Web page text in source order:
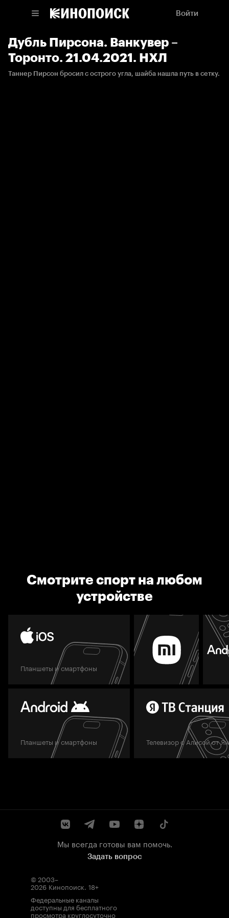
Войти
Дубль Пирсона. Ванкувер –
Торонто. 21.04.2021. НХЛ
Таннер Пирсон бросил с острого угла, шайба нашла путь в сетку.
Смотрите спорт на любом
устройстве
Планшеты и смартфоны
Планшеты и смартфоны Телевизор с Алисой от
Мы всегда готовы вам помочь.
Задать вопрос
© 2003–
2026 Кинопоиск. 18+
Федеральные каналы
доступны для бесплатного
просмотра круглосуточно